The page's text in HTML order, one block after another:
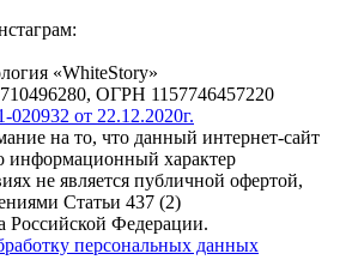
«WhiteStory»
ОГРН 1157746457220
от 22.12.2020г.
на то, что данный интернет-сайт
информационный характер
не является публичной офертой,
Статьи 437 (2)
Российской Федерации.
персональных данных